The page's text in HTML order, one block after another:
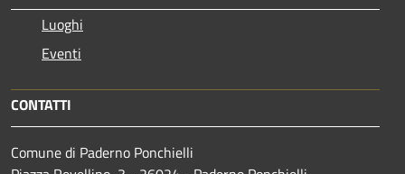
Luoghi
Eventi
CONTATTI
Comune di Paderno Ponchielli